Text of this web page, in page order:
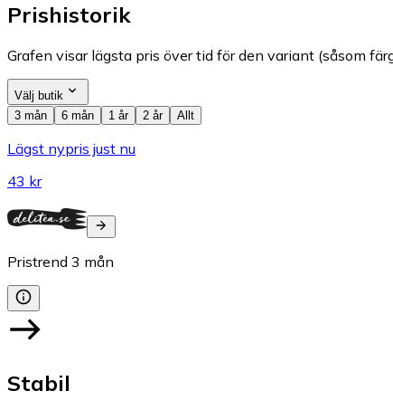
Prishistorik
Grafen visar lägsta pris över tid för den variant (såsom
Välj butik
3 mån
6 mån 1 år 2 år Allt
Lägst nypris just nu
43 kr
Pristrend 3 mån
Stabil